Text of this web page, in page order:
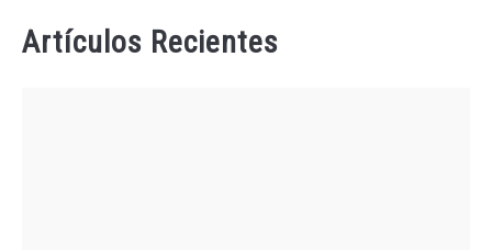
Artículos Recientes